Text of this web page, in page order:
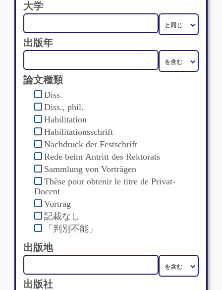
大学
出版年
論文種類
Diss.
Diss., phil.
Habilitation
Habilitationsschrift
Nachdruck der Festschrift
Rede beim Antritt des Rektorats
Sammlung von Vorträgen
Thèse pour obtenir le titre de Privat-
Docent
Vortrag
記載なし
「判別不能」
出版地
出版社